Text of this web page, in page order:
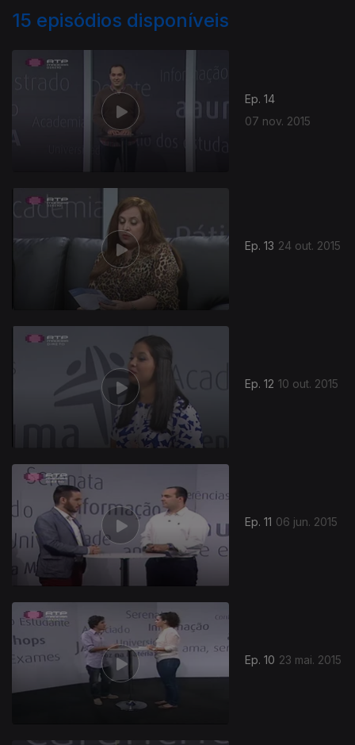
15 episódios disponíveis
Ep. 14
07 nov. 2015
Ep. 13 24 out. 2015
Ep. 12 10 out. 2015
Ep. 11 06 jun. 2015
Ep. 10 23 mai. 2015